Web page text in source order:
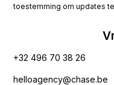
toestemming om updates
+32 496 70 38 26‬
helloagency@chase.be